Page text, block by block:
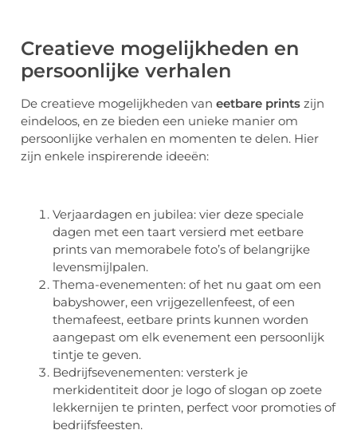
Creatieve mogelijkheden en
persoonlijke verhalen
De creatieve mogelijkheden van eetbare prints zijn
eindeloos, en ze bieden een unieke manier om
persoonlijke verhalen en momenten te delen. Hier
zijn enkele inspirerende ideeën:
Verjaardagen en jubilea: vier deze speciale
dagen met een taart versierd met eetbare
prints van memorabele foto’s of belangrijke
levensmijlpalen.
Thema-evenementen: of het nu gaat om een
babyshower, een vrijgezellenfeest, of een
themafeest, eetbare prints kunnen worden
aangepast om elk evenement een persoonlijk
tintje te geven.
Bedrijfsevenementen: versterk je
merkidentiteit door je logo of slogan op zoete
lekkernijen te printen, perfect voor promoties of
bedrijfsfeesten.